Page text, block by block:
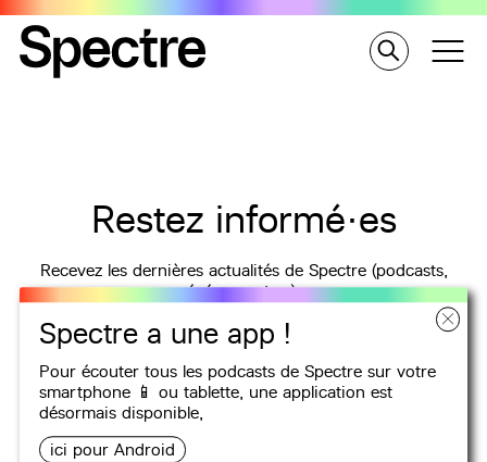
Spectre a une app !
Pour écouter tous les podcasts de Spectre sur votre
smartphone 📱 ou tablette, uneapplication est
désormais disponible,
ici pour Android
Restez informé·es
Recevez les dernières actualités de Spectre (podcasts,
événements…).
ADRESSE E-MAIL